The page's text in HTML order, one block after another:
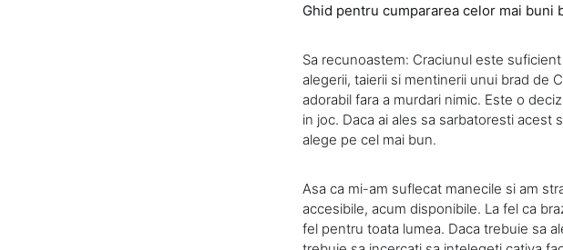
Ghid pentru cumpararea celor mai buni
Sa recunoastem: Craciunul este
alegerii, taierii si mentinerii unui brad de
adorabil fara a murdari nimic. Este o
in joc. Daca ai ales sa sarbatoresti
alege pe cel mai bun.
Asa ca mi-am suflecat manecile si am
accesibile, acum disponibile. La fel ca
fel pentru toata lumea. Daca trebuie sa